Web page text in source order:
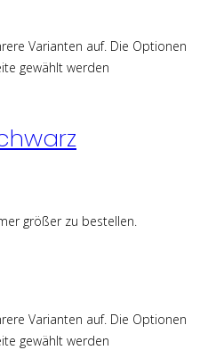
Varianten auf. Die Optionen
gewählt werden
größer zu bestellen.
Varianten auf. Die Optionen
gewählt werden